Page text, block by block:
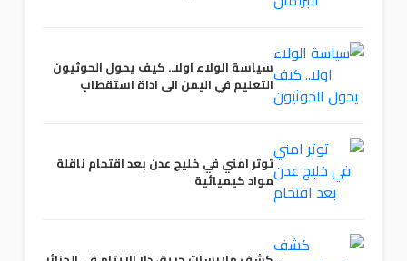
سياسة الولاء اولا.. كيف يحول الحوثيون
التعليم في اليمن الى اداة استقطاب
توتر امني في خليج عدن بعد اقتحام ناقلة
مواد كيميائية